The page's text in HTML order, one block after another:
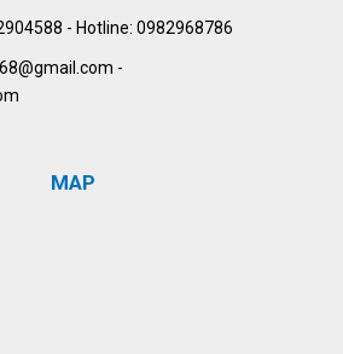
- Hotline: 0982968786
-
MAP